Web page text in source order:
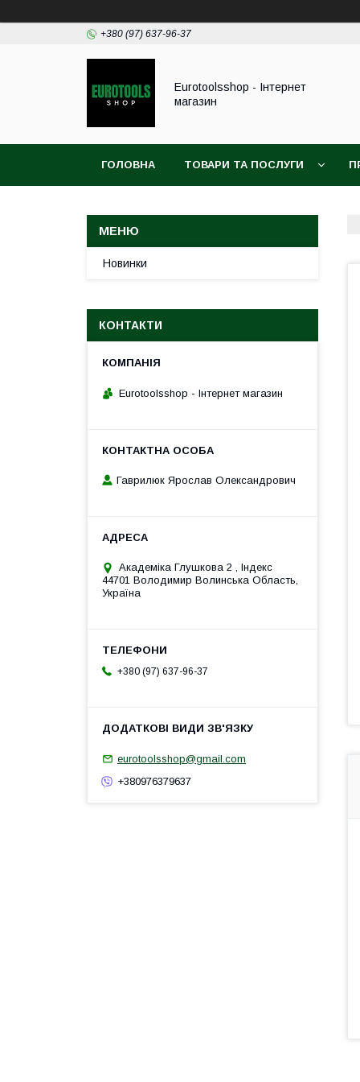
+380 (97) 637-96-37
Eurotoolsshop - Інтернет
магазин
ГОЛОВНА ТОВАРИ ТА ПОСЛУГИ
Новинки
КОНТАКТИ
Eurotoolsshop - Інтернет магазин
Гаврилюк Ярослав Олександрович
Академiка Глушкова 2 , Iндекс
44701 Володимир Волинська Область,
Україна
+380 (97) 637-96-37
eurotoolsshop@gmail.com
+380976379637